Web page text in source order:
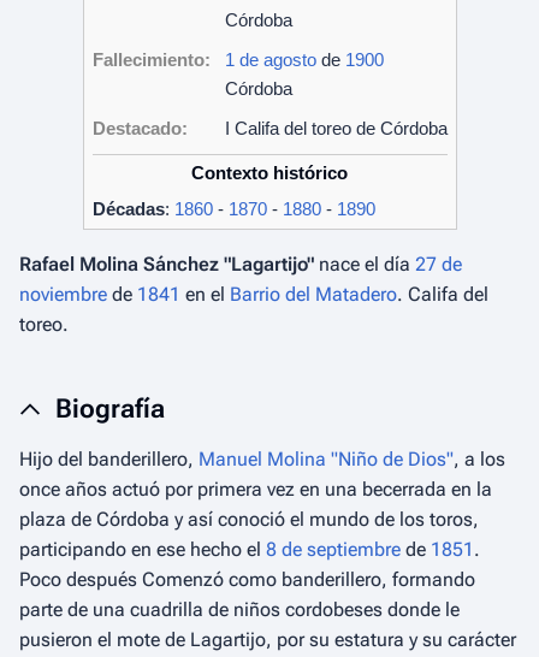
Córdoba
Fallecimiento:
1 de agostode 1900
Córdoba
Destacado:
I Califa del toreo de Córdoba
Contexto histórico
Décadas: 1860- 1870- 1880- 1890
Rafael Molina Sánchez "Lagartijo" nace el día 27 de
noviembre de 1841 en el Barrio del Matadero. Califa del
toreo.
Biografía
Hijo del banderillero, Manuel Molina "Niño de Dios", a los
once años actuó por primera vez en una becerrada en la
plaza de Córdoba y así conoció el mundo de los toros,
participando en ese hecho el 8 de septiembre de 1851 .
Poco después Comenzó como banderillero, formando
parte de una cuadrilla de niños cordobeses donde le
pusieron el mote de Lagartijo, por su estatura y su carácter